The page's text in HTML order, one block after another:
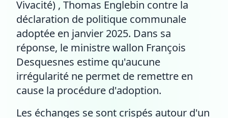
Vivacité) , Thomas Englebin contre la
déclaration de politique communale
adoptée en janvier 2025. Dans sa
réponse, le ministre wallon François
Desquesnes estime qu'aucune
irrégularité ne permet de remettre en
cause la procédure d'adoption.
Les échanges se sont crispés autour d'un